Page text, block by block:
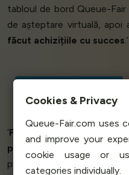
tabloul de bord Queue-
de așteptare virtuală,
făcut achizițiile cu succes.’
‘ Pur și simplu funcționează!
pe
produse principale și am
Cookies & Privacy
Queue-Fair.com uses
and improve your
cookie usage or
categories individually.